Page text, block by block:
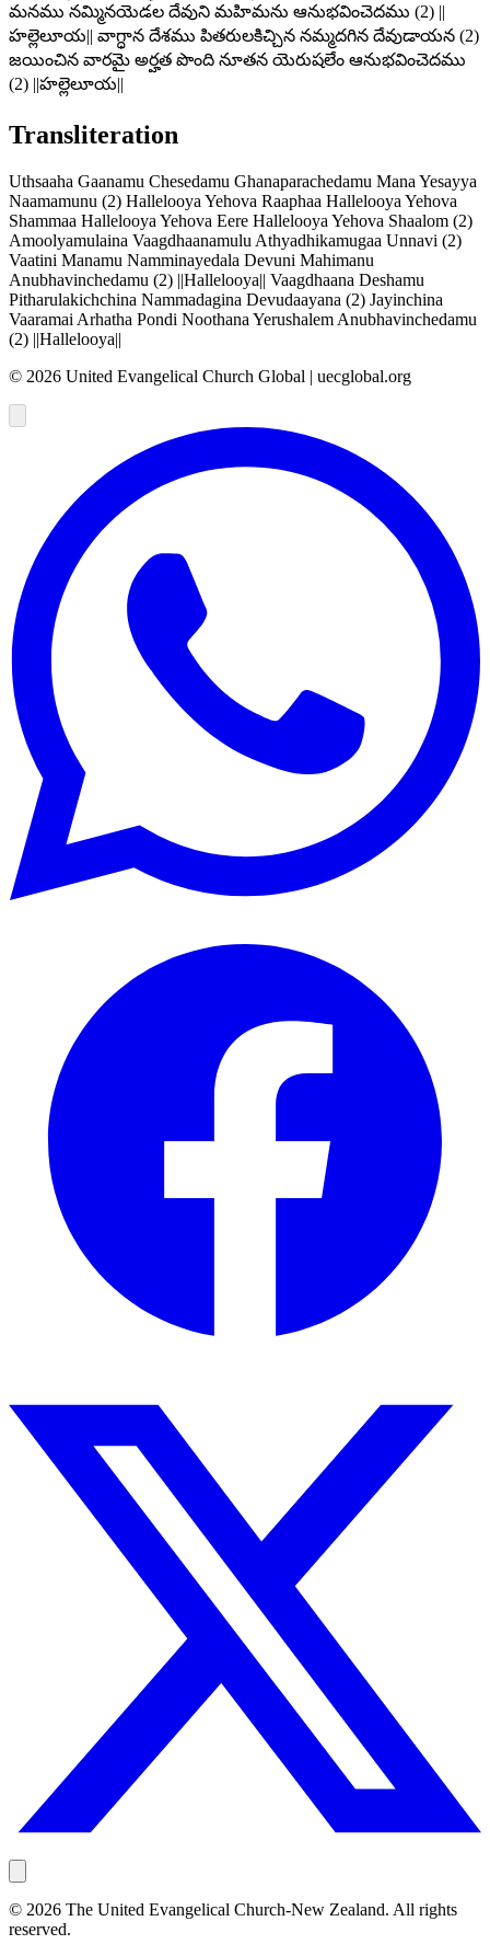
మనము నమ్మినయెడల దేవుని మహిమను ఆనుభవించెదము (2) ||
హల్లెలూయ|| వాగ్ధాన దేశము పితరులకిచ్చిన నమ్మదగిన దేవుడాయన (2)
జయించిన వారమై అర్హత పొంది నూతన యెరుషలేం ఆనుభవించెదము
(2) ||హల్లెలూయ||
Transliteration
Uthsaaha Gaanamu Chesedamu Ghanaparachedamu Mana Yesayya
Naamamunu (2) Hallelooya Yehova Raaphaa Hallelooya Yehova
Shammaa Hallelooya Yehova Eere Hallelooya Yehova Shaalom (2)
Amoolyamulaina Vaagdhaanamulu Athyadhikamugaa Unnavi (2)
Vaatini Manamu Namminayedala Devuni Mahimanu
Anubhavinchedamu (2) ||Hallelooya|| Vaagdhaana Deshamu
Pitharulakichchina Nammadagina Devudaayana (2) Jayinchina
Vaaramai Arhatha Pondi Noothana Yerushalem Anubhavinchedamu
(2) ||Hallelooya||
© 2026 United Evangelical Church Global | uecglobal.org
© 2026 The United Evangelical Church-New Zealand. All rights
reserved.